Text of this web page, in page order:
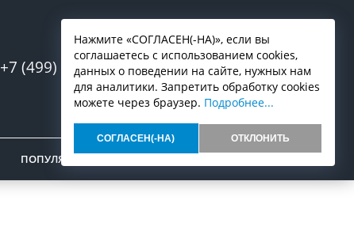
+7 (499) 553-07-03 Запись онлайн
ПОПУЛЯРНОЕ
Нажмите «СОГЛАСЕН(-НА)», если вы
соглашаетесь с использованием cookies,
данных о поведении на сайте, нужных нам
для аналитики. Запретить обработку cookies
можете через браузер. Подробнее...
СОГЛАСЕН(-НА) ОТКЛОНИТЬ